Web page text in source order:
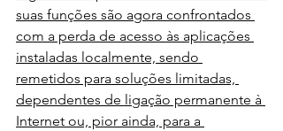
suas funções são agora confrontados
com a perda de acesso às aplicações
instaladas localmente, sendo
remetidos para soluções limitadas,
dependentes de ligação permanente à
Internet ou, pior ainda, para a